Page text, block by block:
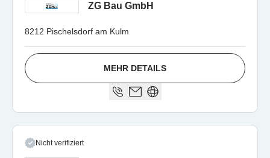
ZG Bau GmbH
8212 Pischelsdorf am Kulm
MEHR DETAILS
Nicht verifiziert